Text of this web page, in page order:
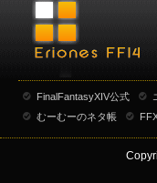
FinalFantasyXIV公式
むーむーのネタ帳